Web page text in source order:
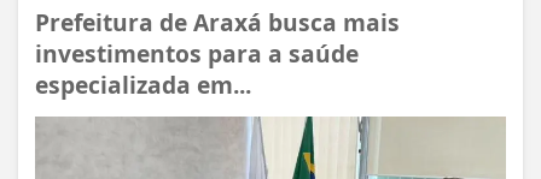
Prefeitura de Araxá busca mais
investimentos para a saúde
especializada em...